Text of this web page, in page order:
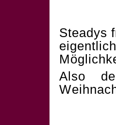
Steadys
Also